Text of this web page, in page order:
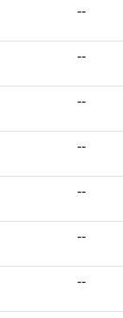
--
--
--
--
--
--
--